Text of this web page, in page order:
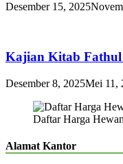
Desember 15, 2025
Kajian Kitab
Desember 8, 2025Mei 11,
Daftar Harga
Alamat Kantor